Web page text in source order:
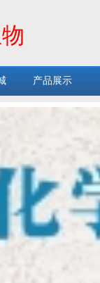
产品展示